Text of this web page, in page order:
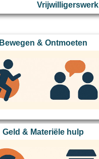
Bewegen & Ontmoeten
Geld & Materiële hulp